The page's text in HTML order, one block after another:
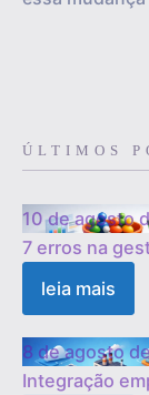
ÚLTIMOS
10 de agosto
7 erros na
leia mais
8 de agosto
Integração